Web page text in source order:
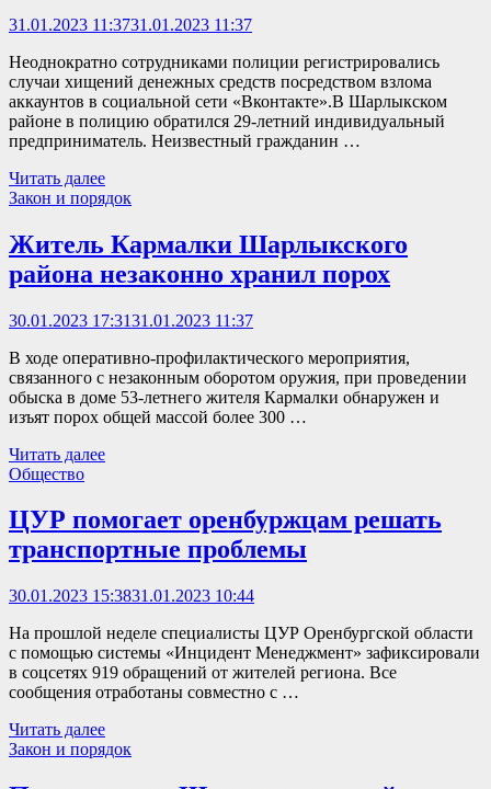
31.01.2023 11:3731.01.2023 11:37
Неоднократно сотрудниками полиции регистрировались
случаи хищений денежных средств посредством взлома
аккаунтов в социальной сети «Вконтакте».В Шарлыкском
районе в полицию обратился 29-летний индивидуальный
предприниматель. Неизвестный гражданин …
Читать далее
Закон и порядок
Житель Кармалки Шарлыкского
района незаконно хранил порох
30.01.2023 17:3131.01.2023 11:37
В ходе оперативно-профилактического мероприятия,
связанного с незаконным оборотом оружия, при проведении
обыска в доме 53-летнего жителя Кармалки обнаружен и
изъят порох общей массой более 300 …
Читать далее
Общество
ЦУР помогает оренбуржцам решать
транспортные проблемы
30.01.2023 15:3831.01.2023 10:44
На прошлой неделе специалисты ЦУР Оренбургской области
с помощью системы «Инцидент Менеджмент» зафиксировали
в соцсетях 919 обращений от жителей региона. Все
сообщения отработаны совместно с …
Читать далее
Закон и порядок